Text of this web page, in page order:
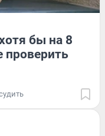
бы на 8
проверить